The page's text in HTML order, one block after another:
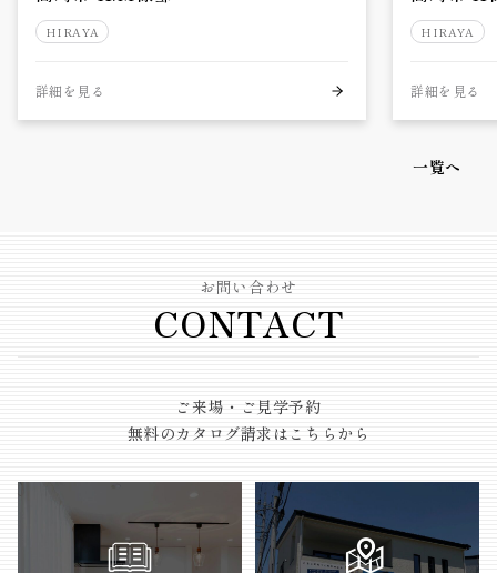
HIRAYA
詳細を見る
HIRAYA
詳細を見る
一覧へ
お問い合わせ
CONTACT
ご来場・ご見学予約
無料のカタログ請求はこちらから